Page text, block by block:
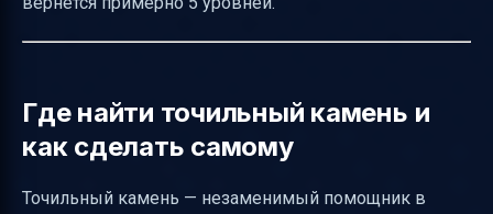
Где найти точильный камень и
как сделать самому
Точильный камень — незаменимый помощник в